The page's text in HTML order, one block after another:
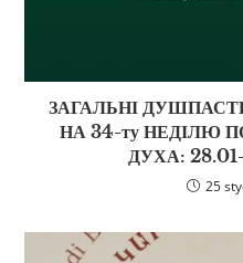
ЗАГАЛЬНІ
НА 34-ту НЕДІЛЮ
ДУХА:
25